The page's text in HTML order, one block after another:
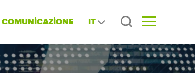
COMUNİCAZİONE IT